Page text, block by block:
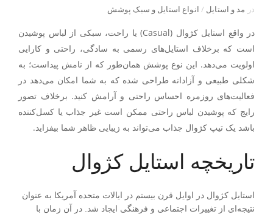
در مد و استایل / انواع استایل و سبک پوشش
در واقع استایل کژوال
(Casual) یا راحت، سبکی از لباس پوشیدن
است که برخلاف استایل‌های رسمی به سادگی، راحتی و کارایی
اولویت می‌دهد. این نوع پوشش همان‌طور که از نامش پیداست؛ به
شکلی طبیعی و آزادانه طراحی شده که به شما امکان می‌دهد در
فعالیت‌های روزمره احساس راحتی و آرامش کنید. برخلاف تصور
رایج که پوشیدن لباس راحتی ممکن است غیر جذاب یا کسل‌کننده
باشد یک تیپ کژوال جذاب می‌تواند به زیبایی ظاهر شما بیفزاید.
تاریخچه استایل کژوال
استایل کژوال در اوایل قرن بیستم در ایالات متحده آمریکا به عنوان
نتیجه‌ای از تغییرات اجتماعی و فرهنگی ایجاد شد. در آن زمان با